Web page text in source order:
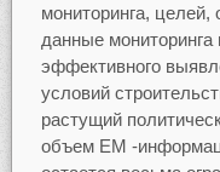
мониторинга,
данные
эффективного
условий
растущий
объем ЕМ -